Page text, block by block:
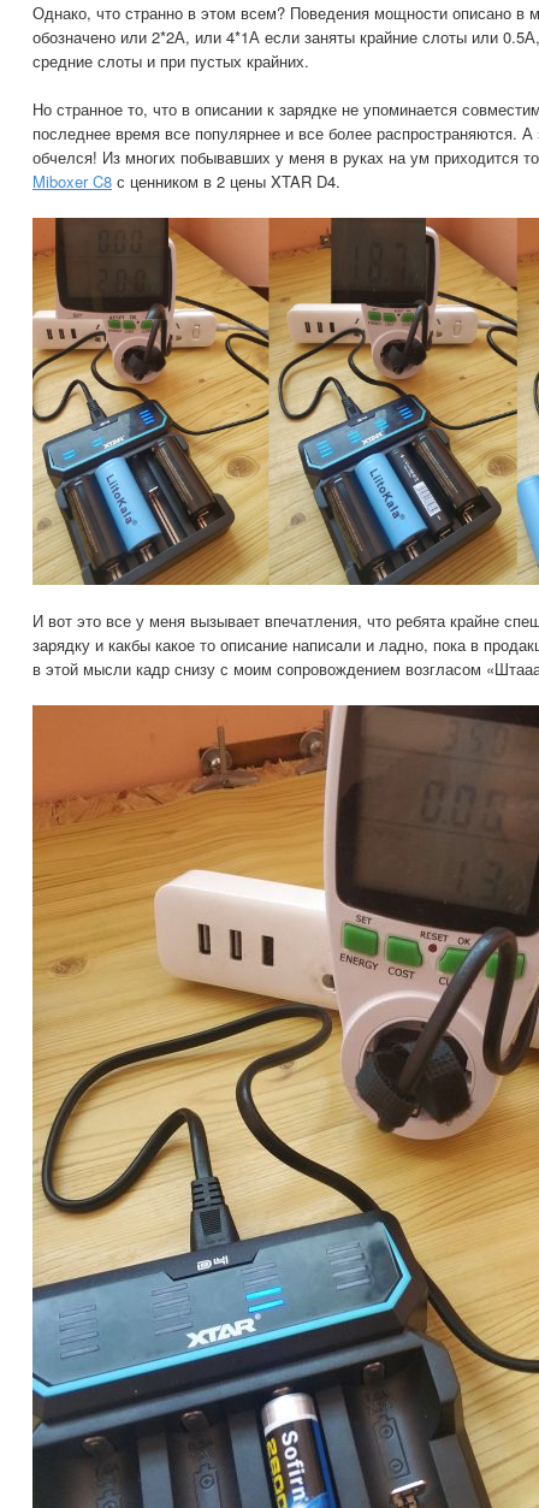
Однако, что странно в этом всем? Поведения мощности описано в
обозначено или 2*2А, или 4*1А если заняты крайние слоты или
средние слоты и при пустых крайних.
Но странное то, что в описании к зарядке не упоминается
последнее время все популярнее и все более распространяются.
обчелся! Из многих побывавших у меня в руках на ум приходится
Miboxer C8 с ценником в 2 цены XTAR D4.
И вот это все у меня вызывает впечатления, что ребята крайне
зарядку и какбы какое то описание написали и ладно, пока в
в этой мысли кадр снизу с моим сопровождением возгласом